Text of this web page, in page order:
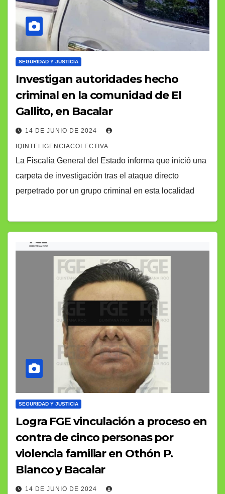
SEGURIDAD Y JUSTICIA
Investigan autoridades hecho
criminal en la comunidad de El
Gallito, en Bacalar
14 DE JUNIO DE 2024
IQINTELIGENCIACOLECTIVA
La Fiscalía General del Estado informa que inició una
carpeta de investigación tras el ataque directo
perpetrado por un grupo criminal en esta localidad
SEGURIDAD Y JUSTICIA
Logra FGE vinculación a proceso en
contra de cinco personas por
violencia familiar en Othón P.
Blanco y Bacalar
14 DE JUNIO DE 2024